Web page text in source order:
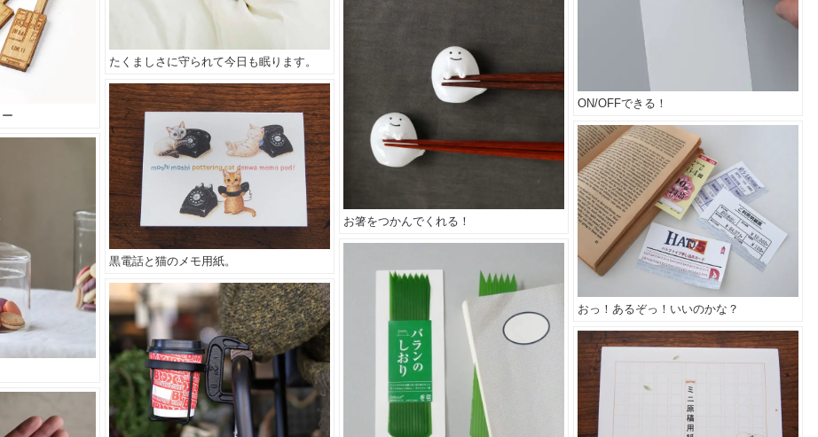
たくましさに守られて今日も眠ります。
ON/OFFできる！
お箸をつかんでくれる！
黒電話と猫のメモ用紙。
おっ！あるぞっ！いいのかな？